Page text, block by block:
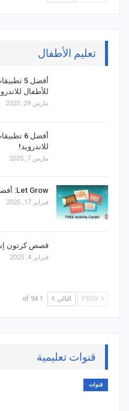
تعليم الأطفال
أفضل 5
للأطفال
مارس 29, 2025
أفضل 6
للاندرويد!
مارس 7, 2025
Let Grow: أفضل منظمة لتعليم الاستقلالية للأطفال!
فبراير 17, 2025
قصص كرتون
فبراير 4, 2025
التالي 1 of 94
قنوات تعليمية
قنوات